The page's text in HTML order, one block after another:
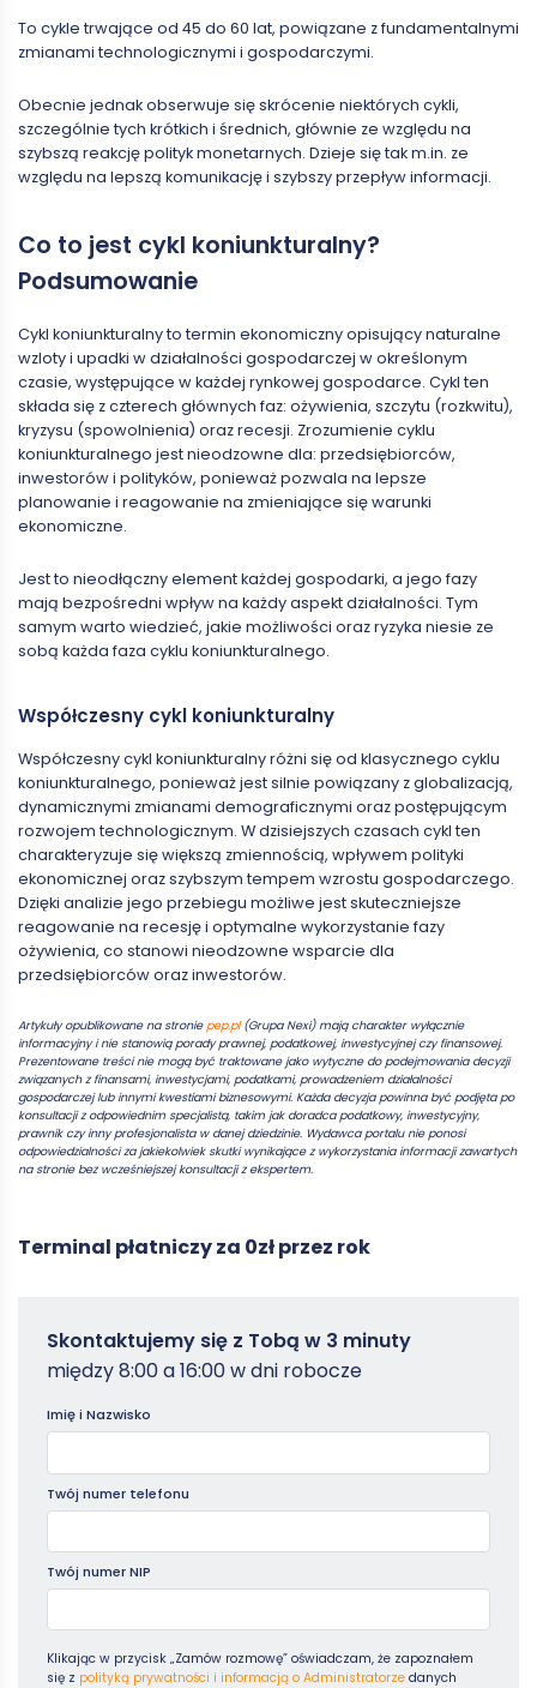
To cykle trwające od 45 do 60 lat, powiązane z fundamentalnymi
zmianami technologicznymi i gospodarczymi.
Obecnie jednak obserwuje się skrócenie niektórych cykli,
szczególnie tych krótkich i średnich, głównie ze względu na
szybszą reakcję polityk monetarnych. Dzieje się tak m.in. ze
względu na lepszą komunikację i szybszy przepływ informacji.
Co to jest cykl koniunkturalny?
Podsumowanie
Cykl koniunkturalny to termin ekonomiczny opisujący naturalne
wzloty i upadki w działalności gospodarczej w określonym
czasie, występujące w każdej rynkowej gospodarce. Cykl ten
składa się z czterech głównych faz: ożywienia, szczytu (rozkwitu),
kryzysu (spowolnienia) oraz recesji. Zrozumienie cyklu
koniunkturalnego jest nieodzowne dla: przedsiębiorców,
inwestorów i polityków, ponieważ pozwala na lepsze
planowanie i reagowanie na zmieniające się warunki
ekonomiczne.
Jest to nieodłączny element każdej gospodarki, a jego fazy
mają bezpośredni wpływ na każdy aspekt działalności. Tym
samym warto wiedzieć, jakie możliwości oraz ryzyka niesie ze
sobą każda faza cyklu koniunkturalnego.
Współczesny cykl koniunkturalny
Współczesny cykl koniunkturalny różni się od klasycznego cyklu
koniunkturalnego, ponieważ jest silnie powiązany z globalizacją,
dynamicznymi zmianami demograficznymi oraz postępującym
rozwojem technologicznym. W dzisiejszych czasach cykl ten
charakteryzuje się większą zmiennością, wpływem polityki
ekonomicznej oraz szybszym tempem wzrostu gospodarczego.
Dzięki analizie jego przebiegu możliwe jest skuteczniejsze
reagowanie na recesję i optymalne wykorzystanie fazy
ożywienia, co stanowi nieodzowne wsparcie dla
przedsiębiorców oraz inwestorów.
Artykuły opublikowane na stroniepep.pl(Grupa Nexi) mają charakter wyłącznie
informacyjny i nie stanowią porady prawnej, podatkowej, inwestycyjnej czy finansowej.
Prezentowane treści nie mogą być traktowane jako wytyczne do podejmowania decyzji
związanych z finansami, inwestycjami, podatkami, prowadzeniem działalności
gospodarczej lub innymi kwestiami biznesowymi. Każda decyzja powinna być podjęta po
konsultacji z odpowiednim specjalistą, takim jak doradca podatkowy, inwestycyjny,
prawnik czy inny profesjonalista w danej dziedzinie. Wydawca portalu nie ponosi
odpowiedzialności za jakiekolwiek skutki wynikające z wykorzystania informacji zawartych
na stronie bez wcześniejszej konsultacji z ekspertem.
Terminal płatniczy za 0zł przez rok
Zamowterminal
Poradniki
Skontaktujemy się z Tobą w 3 minuty
między 8:00 a 16:00 w dni robocze
Imię i Nazwisko
Twój numer telefonu
Twój numer NIP
Klikając w przycisk „Zamów rozmowę” oświadczam, że zapoznałem
się z polityką prywatności i informacją o Administratorze danych